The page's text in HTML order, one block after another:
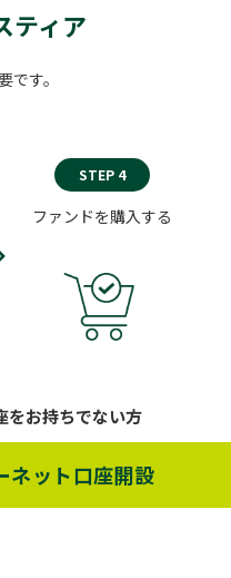
ティア
す。
STEP 4
ファンドを購入する
をお持ちでない方
ネット口座開設